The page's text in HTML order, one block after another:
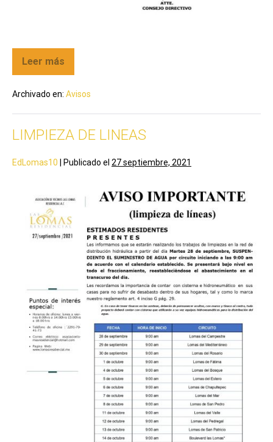
Leer más
Archivado en: Avisos
LIMPIEZA DE LINEAS
EdLomas10 Publicado el 27 septiembre, 2021